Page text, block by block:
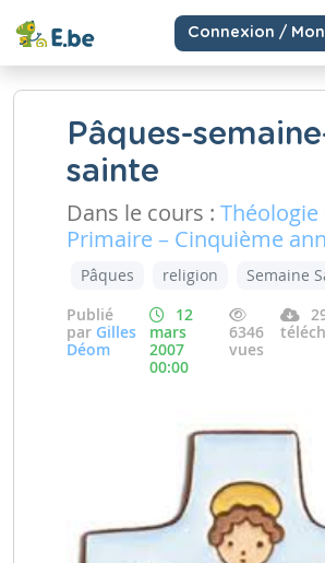
Connexion /
Pâques-
sainte
Dans le cours : Théologie
Primaire – Cinquième
Pâques religion
Semaine
Publié
par Gilles
Déom
12
mars
2007
00:00
6346
vues